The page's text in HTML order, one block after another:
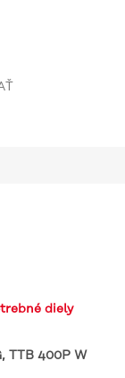
diely
TTB 400P W